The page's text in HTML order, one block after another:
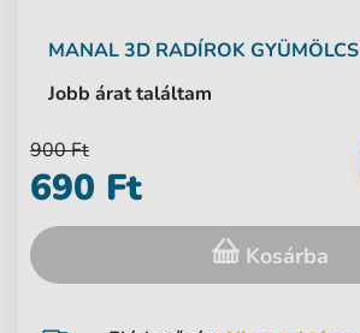
MANAL3D RADÍROK GYÜMÖLCS
Jobb árat találtam
900 Ft
690 Ft
Kosárba